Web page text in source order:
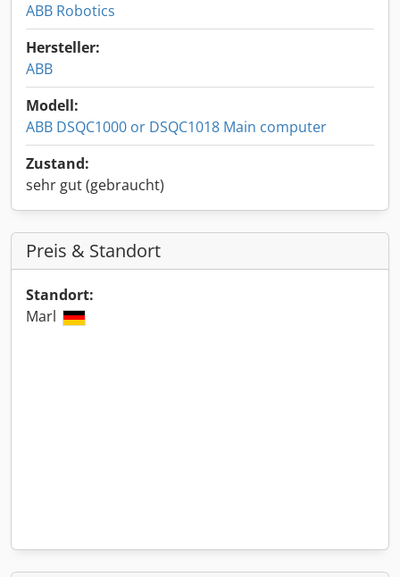
ABB Robotics
Hersteller:
ABB
Modell:
ABB DSQC1000 or DSQC1018 Main computer
Zustand:
sehr gut (gebraucht)
Preis & Standort
Standort:
Marl